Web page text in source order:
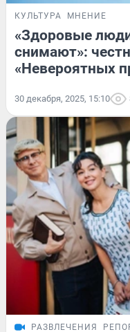
КУЛЬТУРА МНЕНИЕ
«Здоровые
снимают»:
«Невероятных
30 декабря, 2025, 15:10
РАЗВЛЕЧЕНИЯ